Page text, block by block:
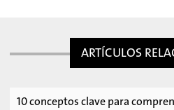
ARTÍCULOS
10 conceptos clave para